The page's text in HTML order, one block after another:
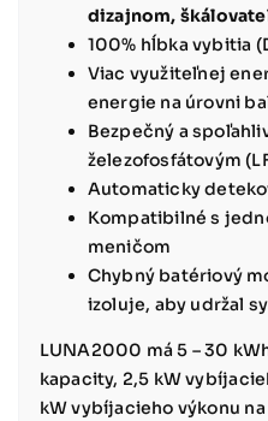
dizajnom,
100% hĺbka vybitia
Viac využiteľnej
energie na úrovni
Bezpečný a
železofosfátovým
Automaticky
Kompatibilné s
meničom
Chybný batériový
izoluje, aby udržal
LUNA2000 má 5 – 30
kapacity, 2,5 kW
kW vybíjacieho výkonu